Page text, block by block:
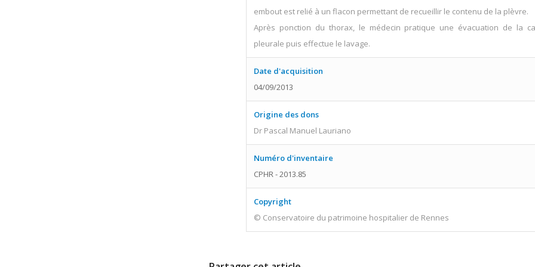
embout est relié à un flacon permettant de recueillir le contenu de la plèvre.
Après ponction du thorax, le médecin pratique une évacuation de la
pleurale puis effectue le lavage.
Date d'acquisition
04/09/2013
Origine des dons
Dr Pascal Manuel Lauriano
Numéro d'inventaire
CPHR - 2013.85
Copyright
© Conservatoire du patrimoine hospitalier de Rennes